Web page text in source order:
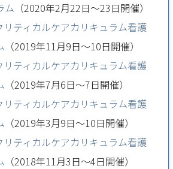
ム （2020年2月22日～23日開催）
リティカルケアカリキュラム看護
（2019年11月9日～10日開催）
リティカルケアカリキュラム看護
（2019年7月6日～7日開催）
リティカルケアカリキュラム看護
（2019年3月9日～10日開催）
リティカルケアカリキュラム看護
（2018年11月3日～4日開催）